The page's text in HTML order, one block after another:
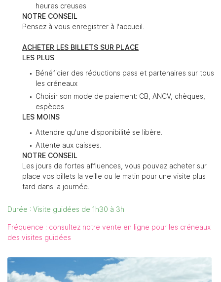
heures creuses
NOTRE CONSEIL
Pensez à vous enregistrer à l'accueil.
ACHETER LES BILLETS SUR PLACE
LES PLUS
Bénéficier des réductions pass et partenaires sur tous
les créneaux
Choisir son mode de paiement: CB, ANCV, chèques,
espèces
LES MOINS
Attendre qu'une disponibilité se libère.
Attente aux caisses.
NOTRE CONSEIL
Les jours de fortes affluences, vous pouvez acheter sur
place vos billets la veille ou le matin pour une visite plus
tard dans la journée.
Durée : Visite guidées de 1h30 à 3h
Fréquence : consultez notre vente en ligne pour les créneaux
des visites guidées